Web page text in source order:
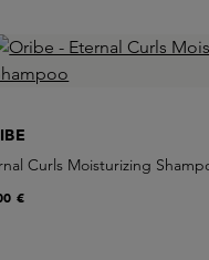
Curls Moisturizing
€